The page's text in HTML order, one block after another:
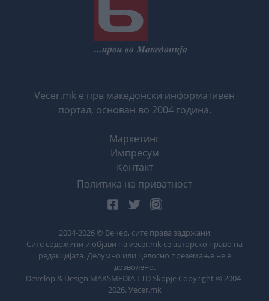
Vecer.mk е прв македонски информативен
портал, основан во 2004 година.
Маркетинг
Импресум
Контакт
Политика на приватност
2004-2026 © Вечер, сите права задржани
Сите содржини и објави на vecer.mk се авторско право на
редакцијата. Делумно или целосно преземање не е
дозволено.
Develop & Design MAKSMEDIA LTD Skopje Copyright © 2004-
2026. Vecer.mk